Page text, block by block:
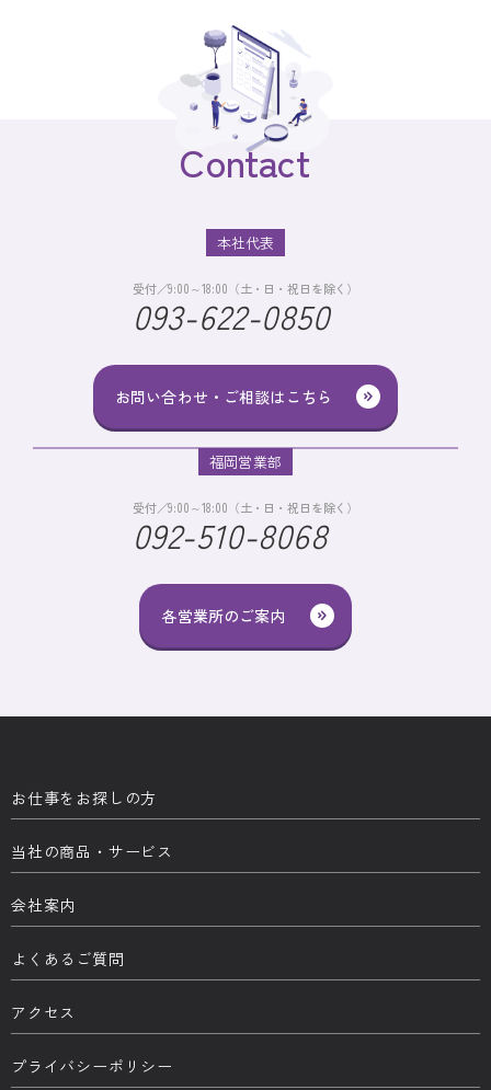
Contact
お問い合わせ・ご相談はこちら
本社代表
受付／9:00～18:00（土・日・祝日を除く）
093-622-0850
各営業所のご案内
福岡営業部
受付／9:00～18:00（土・日・祝日を除く）
092-510-8068
お仕事をお探しの方
当社の商品・サービス
会社案内
よくあるご質問
アクセス
プライバシーポリシー